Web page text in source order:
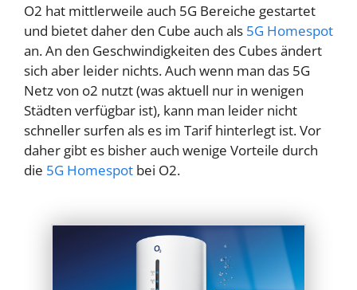
O2 hat mittlerweile auch 5G Bereiche gestartet
und bietet daher den Cube auch als 5G Homespot
an. An den Geschwindigkeiten des Cubes ändert
sich aber leider nichts. Auch wenn man das 5G
Netz von o2 nutzt (was aktuell nur in wenigen
Städten verfügbar ist), kann man leider nicht
schneller surfen als es im Tarif hinterlegt ist. Vor
daher gibt es bisher auch wenige Vorteile durch
die 5G Homespot bei O2.